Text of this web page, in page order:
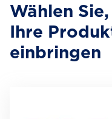
Wählen
Ihre
einbringen